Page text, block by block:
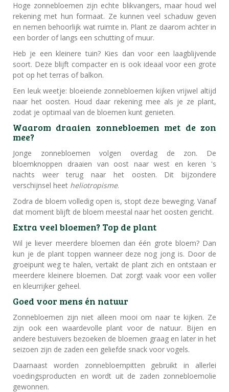
Hoge zonnebloemen zijn echte blikvangers, maar houd wel
rekening met hun formaat. Ze kunnen veel schaduw geven
en nemen behoorlijk wat ruimte in. Plant ze daarom achter in
een border of langs een schutting of muur.
Heb je een kleinere tuin? Kies dan voor een laagblijvende
soort. Deze blijft compacter en is ook ideaal voor een grote
pot op het terras of balkon.
Een leuk weetje: bloeiende zonnebloemen kijken vrijwel altijd
naar het oosten. Houd daar rekening mee als je ze plant,
zodat je optimaal van de bloemen kunt genieten.
Waarom draaien zonnebloemen met de zon
mee?
Jonge zonnebloemen volgen overdag de zon. De
bloemknoppen draaien van oost naar west en keren 's
nachts weer terug naar het oosten. Dit bijzondere
verschijnsel heet heliotropisme.
Zodra de bloem volledig open is, stopt deze beweging. Vanaf
dat moment blijft de bloem meestal naar het oosten gericht.
Extra veel bloemen? Top de plant
Wil je liever meerdere bloemen dan één grote bloem? Dan
kun je de plant toppen wanneer deze nog jong is. Door de
groeipunt weg te halen, vertakt de plant zich en ontstaan er
meerdere kleinere bloemen. Dat zorgt vaak voor een voller
en kleurrijker geheel.
Goed voor mens én natuur
Zonnebloemen zijn niet alleen mooi om naar te kijken. Ze
zijn ook een waardevolle plant voor de natuur. Bijen en
andere bestuivers bezoeken de bloemen graag en later in het
seizoen zijn de zaden een geliefde snack voor vogels.
Daarnaast worden zonnebloempitten gebruikt in allerlei
voedingsproducten en wordt uit de zaden zonnebloemolie
gewonnen.